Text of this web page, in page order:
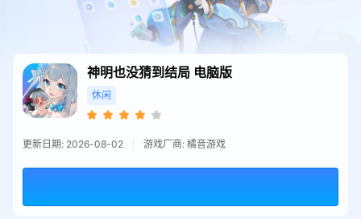
神明也没猜到结局 电脑版
休闲
更新日期: 2026-08-02 游戏厂商: 橘音游戏